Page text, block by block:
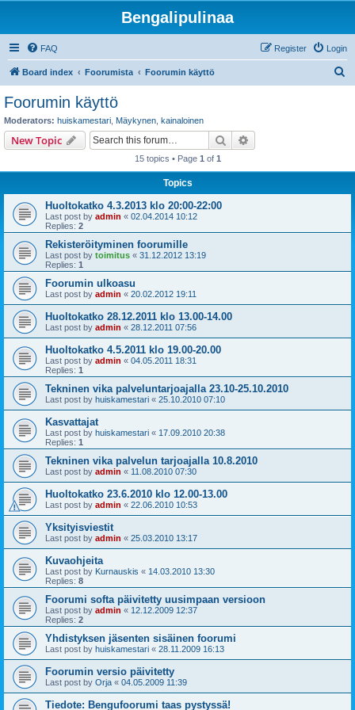
Bengalipulinaa
FAQ Login
Register
Board index Foorumista Foorumin käyttö
Foorumin käyttö
Moderators: huiskamestari Mäykynen kainaloinen
New Topic Search
15 topics • Page 1 of 1
Topics
Huoltokatko 4.3.2013 klo 20:00-22:00
Last post by admin « 02.04.2014 10:12
Replies: 2
Rekisteröityminen foorumille
Last post by toimitus « 31.12.2012 13:19
Replies: 1
Foorumin ulkoasu
Last post by admin « 20.02.2012 19:11
Huoltokatko 28.12.2011 klo 13.00-14.00
Last post by admin « 28.12.2011 07:56
Huoltokatko 4.5.2011 klo 19.00-20.00
Last post by admin « 04.05.2011 18:31
Replies: 1
Tekninen vika palveluntarjoajalla 23.10-25.10.2010
Last post by huiskamestari « 25.10.2010 07:10
Kasvattajat
Last post by huiskamestari « 17.09.2010 20:38
Replies: 1
Tekninen vika palvelun tarjoajalla 10.8.2010
Last post by admin « 11.08.2010 07:30
Huoltokatko 23.6.2010 klo 12.00-13.00
Last post by admin « 22.06.2010 10:53
Yksityisviestit
Last post by admin « 25.03.2010 13:17
Kuvaohjeita
Last post by Kurnauskis « 14.03.2010 13:30
Replies: 8
Foorumi softa päivitetty uusimpaan versioon
Last post by admin « 12.12.2009 12:37
Replies: 2
Yhdistyksen jäsenten sisäinen foorumi
Last post by huiskamestari « 28.11.2009 16:13
Foorumin versio päivitetty
Last post by Orja « 04.05.2009 11:39
Tiedote: Bengufoorumi taas pystyssä!